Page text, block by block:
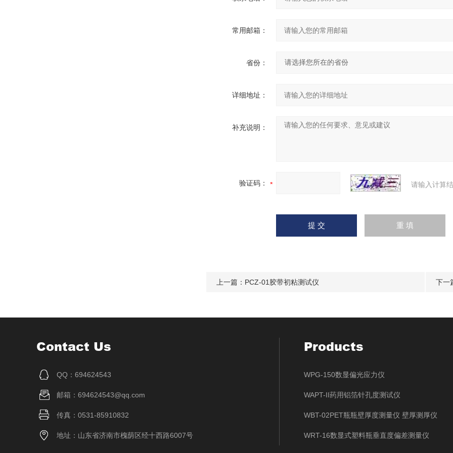
常用邮箱：
省份：
详细地址：
补充说明：
验证码： 请输入计算
上一篇： PCZ-01胶带初粘测试仪 下一
Contact Us
QQ：694624543
邮箱：694624543@qq.com
传真：0531-85910832
地址：山东省济南市槐荫区经十西路6007号
Products
WPG-150数显偏光应力仪
WAPT-II药用铝箔针孔度测试仪
WBT-02PET瓶瓶壁厚度测量仪 壁厚测厚仪
WRT-16数显式塑料瓶垂直度偏差测量仪